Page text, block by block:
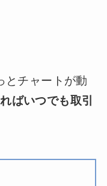
とチャートが動
ばいつでも取引